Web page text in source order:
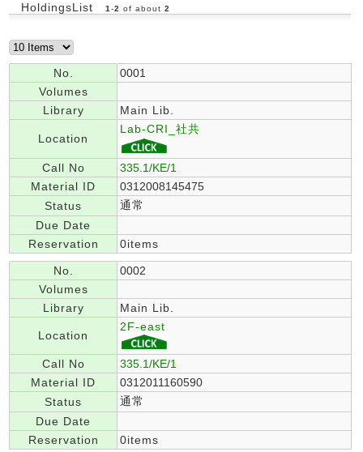
HoldingsList 1 -2 of about 2
No.
0001
Volumes
Library
Main Lib.
Location
Lab-CRI_社共
Call No
335.1/KE/1
Material ID
0312008145475
Status
通常
Due Date
Reservation
0items
No.
0002
Volumes
Library
Main Lib.
Location
2F-east
Call No
335.1/KE/1
Material ID
0312011160590
Status
通常
Due Date
Reservation
0items